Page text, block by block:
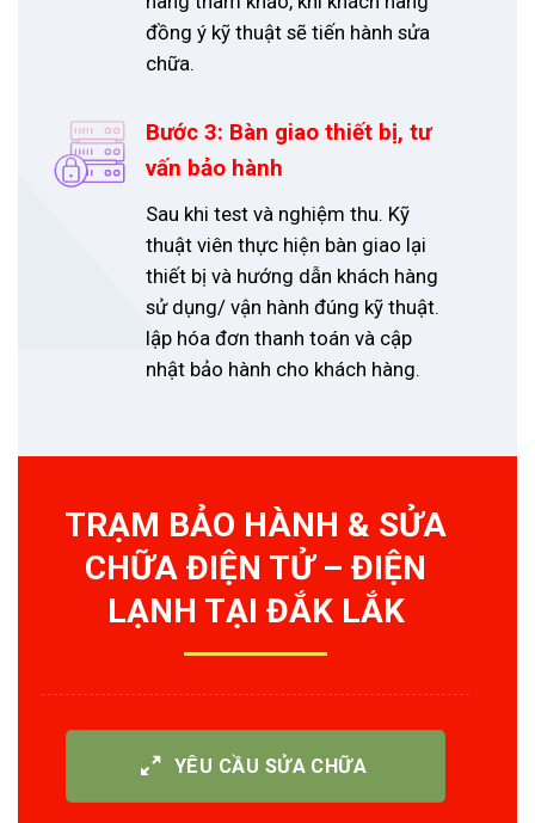
đồng ý kỹ thuật sẽ tiến hành sửa
chữa.
Bước 3: Bàn giao thiết bị, tư
vấn bảo hành
Sau khi test và nghiệm thu. Kỹ
thuật viên thực hiện bàn giao lại
thiết bị và hướng dẫn khách hàng
sử dụng/ vận hành đúng kỹ thuật.
lập hóa đơn thanh toán và cập
nhật bảo hành cho khách hàng.
TRẠM BẢO HÀNH & SỬA
CHỮA ĐIỆN TỬ – ĐIỆN
LẠNH TẠI ĐẮK LẮK
YÊU CẦU SỬA CHỮA